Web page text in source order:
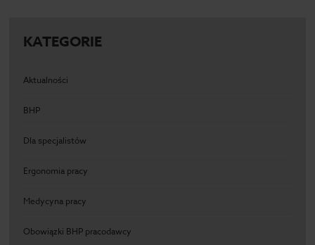
KATEGORIE
Aktualności
BHP
Dla specjalistów
Ergonomia pracy
Medycyna pracy
Obowiązki BHP pracodawcy